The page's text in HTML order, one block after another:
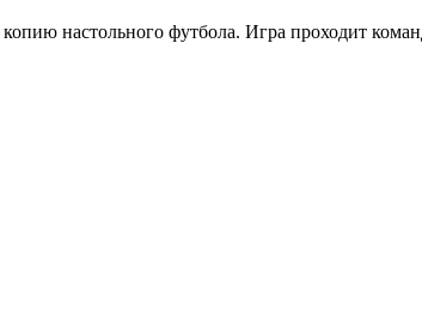
настольного футбола. Игра проходит